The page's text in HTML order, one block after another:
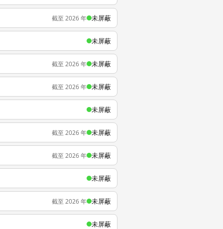
截至 2026 年 未屏蔽
未屏蔽
截至 2026 年 未屏蔽
截至 2026 年 未屏蔽
未屏蔽
截至 2026 年 未屏蔽
截至 2026 年 未屏蔽
未屏蔽
截至 2026 年 未屏蔽
未屏蔽